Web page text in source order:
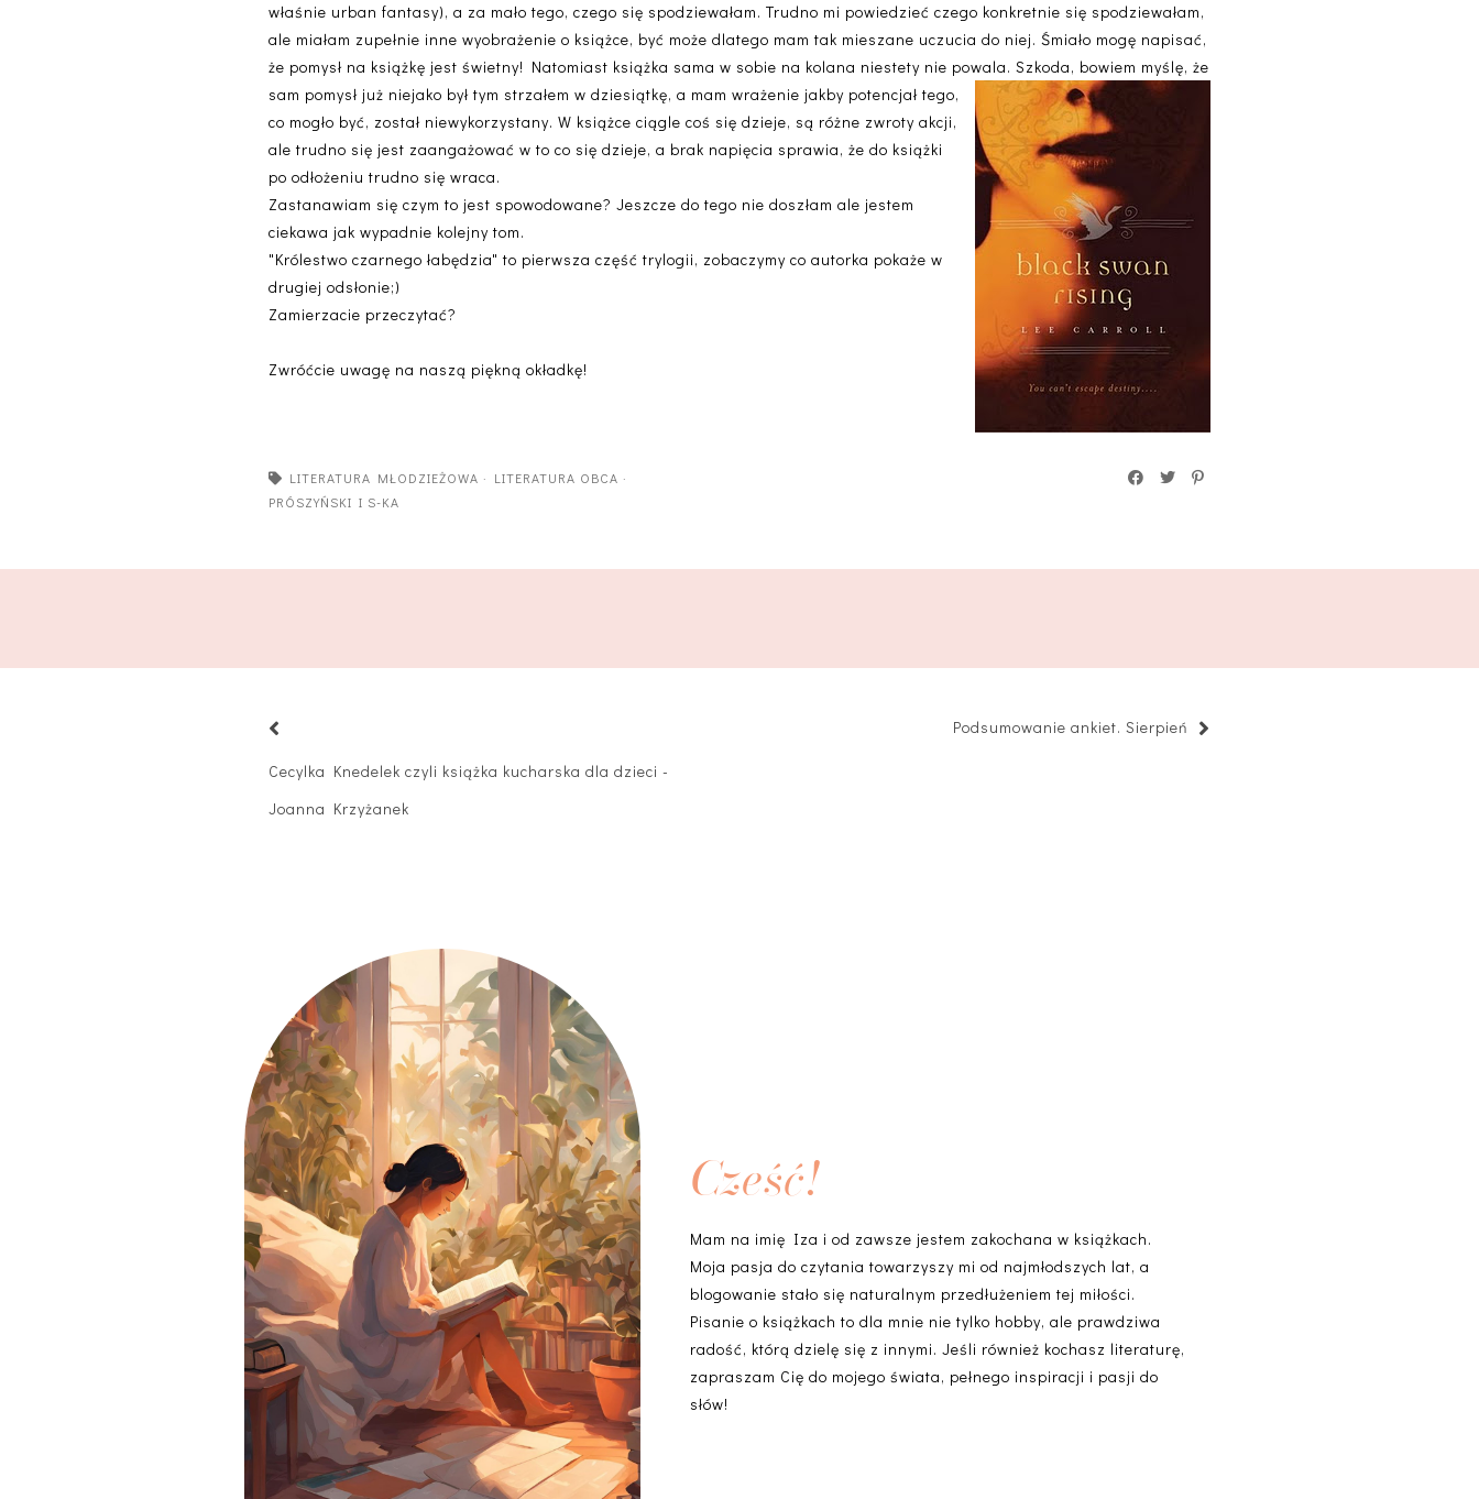
właśnie urban fantasy), a za mało tego, czego się spodziewałam. Trudno mi powiedzieć czego konkretnie się spodziewałam,
ale miałam zupełnie inne wyobrażenie o książce, być może dlatego mam tak mieszane uczucia do niej. Śmiało mogę napisać,
że pomysł na książkę jest świetny! Natomiast książka sama w sobie na kolana niestety nie powala. Szkoda, bowiem myślę, że
sam pomysł już niejako był tym strzałem w dziesiątkę, a mam wrażenie jakby potencjał tego,
co mogło być, został niewykorzystany. W książce ciągle coś się dzieje, są różne zwroty akcji,
ale trudno się jest zaangażować w to co się dzieje, a brak napięcia sprawia, że do książki
po odłożeniu trudno się wraca.
Zastanawiam się czym to jest spowodowane? Jeszcze do tego nie doszłam ale jestem
ciekawa jak wypadnie kolejny tom.
"Królestwo czarnego łabędzia" to pierwsza część trylogii, zobaczymy co autorka pokaże w
drugiej odsłonie;)
Zamierzacie przeczytać?
Zwróćcie uwagę na naszą piękną okładkę!
LITERATURA MŁODZIEŻOWA · LITERATURA OBCA ·
PRÓSZYŃSKI I S-KA
Cecylka Knedelek czyli książka kucharska dla dzieci -
Joanna Krzyżanek
Podsumowanie ankiet. Sierpień
Cześć!
Mam na imię Iza i od zawsze jestem zakochana w książkach.
Moja pasja do czytania towarzyszy mi od najmłodszych lat, a
blogowanie stało się naturalnym przedłużeniem tej miłości.
Pisanie o książkach to dla mnie nie tylko hobby, ale prawdziwa
radość, którą dzielę się z innymi. Jeśli również kochasz literaturę,
zapraszam Cię do mojego świata, pełnego inspiracji i pasji do
słów!